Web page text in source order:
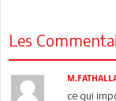
Les
ce qui